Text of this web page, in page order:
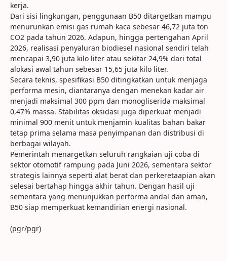
kerja.
Dari sisi lingkungan, penggunaan B50 ditargetkan mampu
menurunkan emisi gas rumah kaca sebesar 46,72 juta ton
CO2 pada tahun 2026. Adapun, hingga pertengahan April
2026, realisasi penyaluran biodiesel nasional sendiri telah
mencapai 3,90 juta kilo liter atau sekitar 24,9% dari total
alokasi awal tahun sebesar 15,65 juta kilo liter.
Secara teknis, spesifikasi B50 ditingkatkan untuk menjaga
performa mesin, diantaranya dengan menekan kadar air
menjadi maksimal 300 ppm dan monogliserida maksimal
0,47% massa. Stabilitas oksidasi juga diperkuat menjadi
minimal 900 menit untuk menjamin kualitas bahan bakar
tetap prima selama masa penyimpanan dan distribusi di
berbagai wilayah.
Pemerintah menargetkan seluruh rangkaian uji coba di
sektor otomotif rampung pada Juni 2026, sementara sektor
strategis lainnya seperti alat berat dan perkeretaapian akan
selesai bertahap hingga akhir tahun. Dengan hasil uji
sementara yang menunjukkan performa andal dan aman,
B50 siap memperkuat kemandirian energi nasional.
(pgr/pgr)